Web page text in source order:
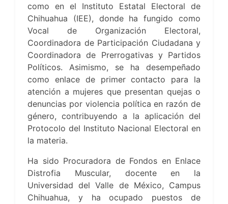
como en el Instituto Estatal Electoral de
Chihuahua (IEE), donde ha fungido como
Vocal de Organización Electoral,
Coordinadora de Participación Ciudadana y
Coordinadora de Prerrogativas y Partidos
Políticos. Asimismo, se ha desempeñado
como enlace de primer contacto para la
atención a mujeres que presentan quejas o
denuncias por violencia política en razón de
género, contribuyendo a la aplicación del
Protocolo del Instituto Nacional Electoral en
la materia.
Ha sido Procuradora de Fondos en Enlace
Distrofia Muscular, docente en la
Universidad del Valle de México, Campus
Chihuahua, y ha ocupado puestos de